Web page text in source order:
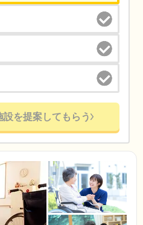
設を提案してもらう